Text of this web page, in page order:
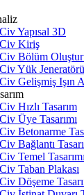
Yapısal 3D
Kiriş
Bölüm
Yük Jeneratörü
Gelişmiş Işın
Hızlı Tasarım
Üye Tasarımı
Betonarme
Bağlantı
Temel Tasarımı
Taban Plakası
Döşeme